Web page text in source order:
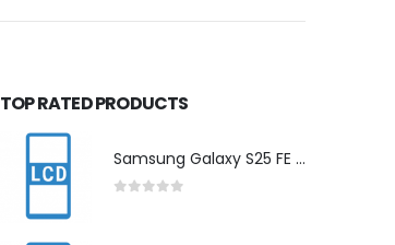
TOP RATED PRODUCTS
Samsung Galaxy S25 FE scherm herstelling